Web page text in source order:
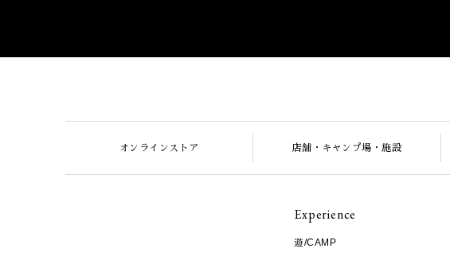
オンラインストア 店舗・キャンプ場・施設
Experience
遊/CAMP